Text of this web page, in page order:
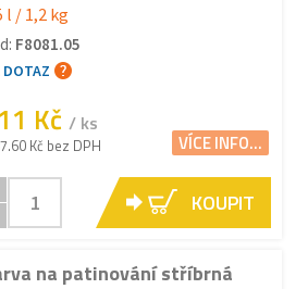
l / 1,2 kg
F8081.05
DOTAZ
Kč / ks
Kč bez DPH VÍCE INFO...
KOUPIT
na patinování stříbrná